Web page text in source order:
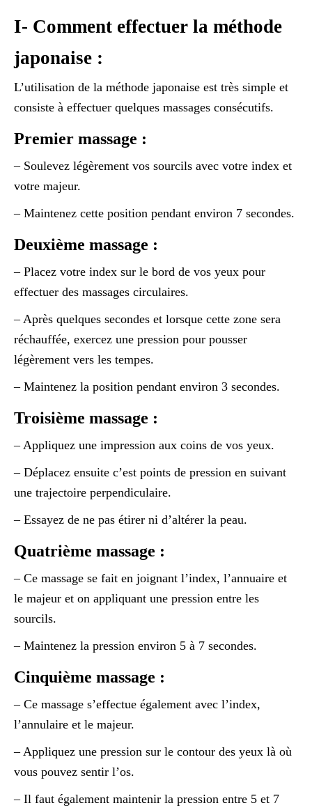
I- Comment effectuer la méthode
japonaise :
L’utilisation de la méthode japonaise est très simple et
consiste à effectuer quelques massages consécutifs.
Premier massage :
– Soulevez légèrement vos sourcils avec votre index et
votre majeur.
– Maintenez cette position pendant environ 7 secondes.
Deuxième massage :
– Placez votre index sur le bord de vos yeux pour
effectuer des massages circulaires.
– Après quelques secondes et lorsque cette zone sera
réchauffée, exercez une pression pour pousser
légèrement vers les tempes.
– Maintenez la position pendant environ 3 secondes.
Troisième massage :
– Appliquez une impression aux coins de vos yeux.
– Déplacez ensuite c’est points de pression en suivant
une trajectoire perpendiculaire.
– Essayez de ne pas étirer ni d’altérer la peau.
Quatrième massage :
– Ce massage se fait en joignant l’index, l’annuaire et
le majeur et on appliquant une pression entre les
sourcils.
– Maintenez la pression environ 5 à 7 secondes.
Cinquième massage :
– Ce massage s’effectue également avec l’index,
l’annulaire et le majeur.
– Appliquez une pression sur le contour des yeux là où
vous pouvez sentir l’os.
– Il faut également maintenir la pression entre 5 et 7